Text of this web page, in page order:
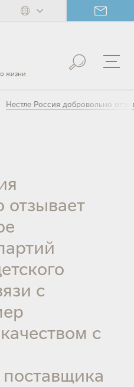
Нестле Россия добровольно
отзывает
с
с